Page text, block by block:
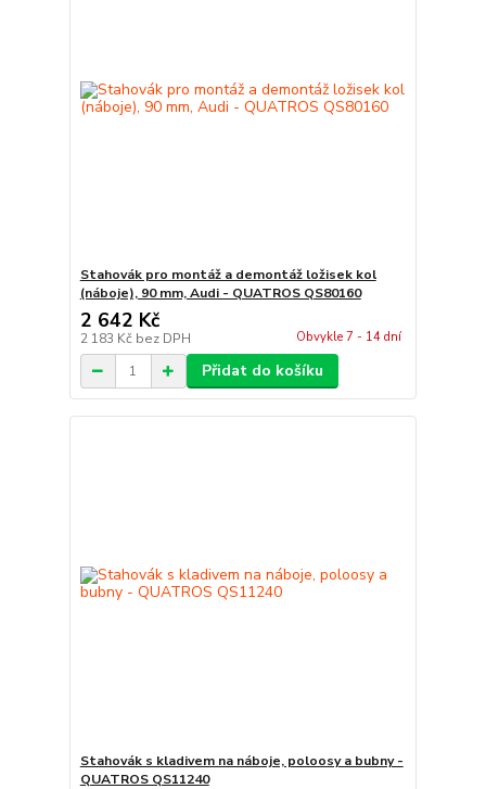
Stahovák pro montáž a demontáž ložisek kol
(náboje), 90 mm, Audi - QUATROS QS80160
2 642 Kč
2 183 Kč bez DPH Obvykle 7 - 14 dní
Přidat do košíku
Stahovák s kladivem na náboje, poloosy a bubny -
QUATROS QS11240